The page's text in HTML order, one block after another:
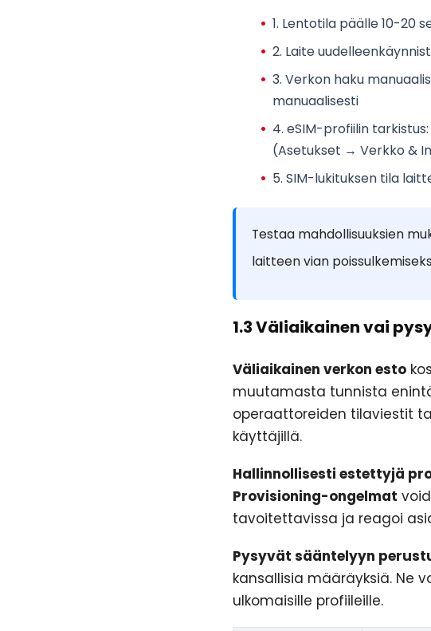
1. Lentotilapäälle 10-20
2. Laite
3. Verkon haku
manuaalisesti
4. eSIM-profiilin tarkistus
(Asetukset → Verkko &
5. SIM-lukituksen tila
Testaa mahdollisuuksien
laitteen vian
1.3 Väliaikainen vai
Väliaikainen verkon esto
muutamasta tunnista
operaattoreiden tilaviestit
käyttäjillä.
Hallinnollisesti estettyjä
Provisioning-ongelmat
tavoitettavissa ja reagoi
Pysyvät sääntelyyn
kansallisia määräyksiä. Ne
ulkomaisille profiileille.